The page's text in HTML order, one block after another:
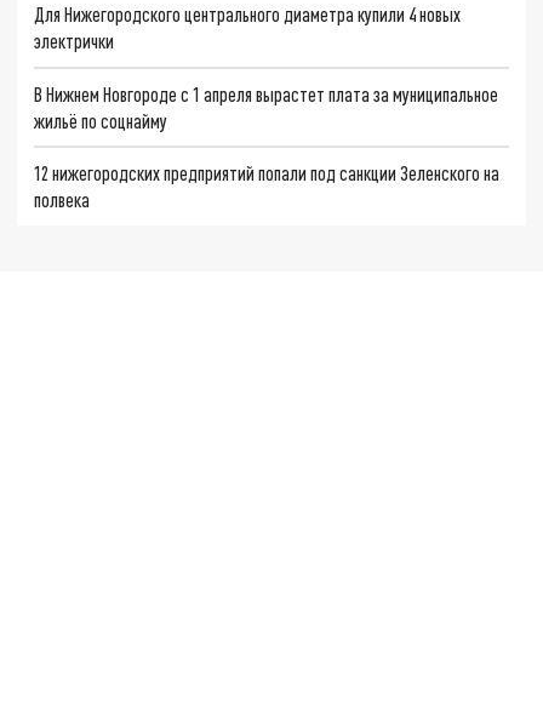
Для Нижегородского центрального диаметра купили 4 новых
электрички
В Нижнем Новгороде с 1 апреля вырастет плата за муниципальное
жильё по соцнайму
12 нижегородских предприятий попали под санкции Зеленского на
полвека